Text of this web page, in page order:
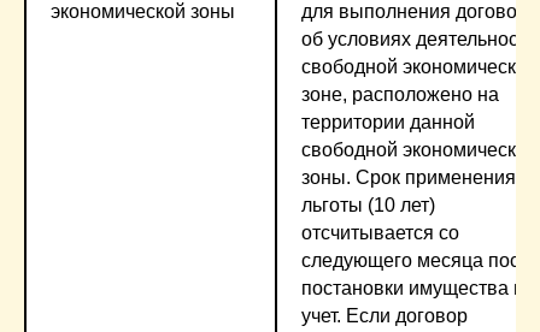
экономической зоны
для выполнения договора
об условиях
свободной экономической
зоне, расположено на
территории данной
свободной экономической
зоны. Срок применения
льготы (10 лет)
отсчитывается со
следующего месяца после
постановки имущества на
учет. Если договор